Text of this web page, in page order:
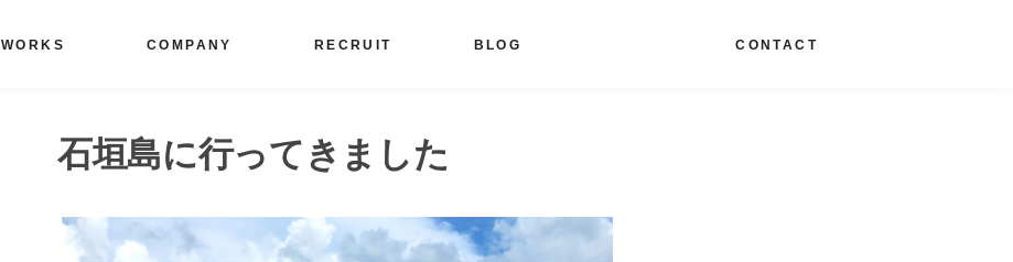
WORKS COMPANY RECRUIT BLOG CONTACT
石垣島に行ってきました